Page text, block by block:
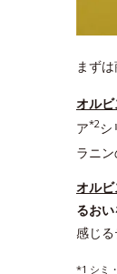
まず
オル
ア*2シ
ラニ
オル
るお
感じる
*1 シミ